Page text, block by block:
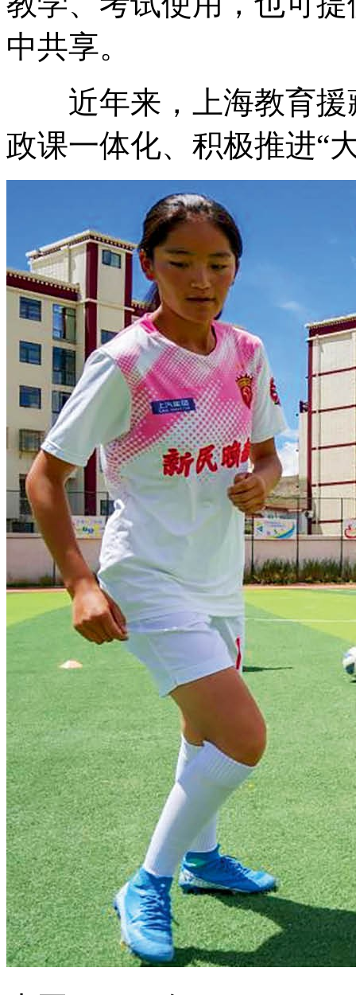
中共享。
近年来，上海教育援
政课一体化、积极推进“